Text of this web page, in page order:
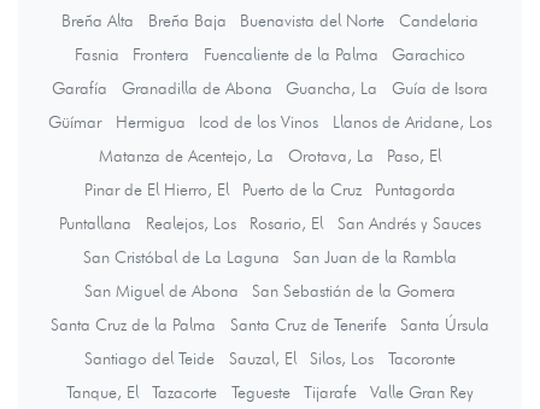
Breña Alta
Breña Baja Buenavista del Norte
Candelaria
Fasnia
Frontera Fuencaliente de la Palma
Garachico
Garafía
Granadilla de Abona Guancha, La
Guía de Isora
Güímar
Hermigua Icod de los Vinos
Llanos de Aridane, Los
Matanza de Acentejo, La
Orotava, La
Paso, El
Pinar de El Hierro, El
Puerto de la Cruz
Puntagorda
Puntallana
Realejos, Los Rosario, El
San Andrés y Sauces
San Cristóbal de La Laguna
San Juan de la Rambla
San Miguel de Abona
San Sebastián de la Gomera
Santa Cruz de la Palma
Santa Cruz de Tenerife
Santa Úrsula
Santiago del Teide
Sauzal, El Silos, Los
Tacoronte
Tanque, El
Tazacorte Tegueste Tijarafe
Valle Gran Rey